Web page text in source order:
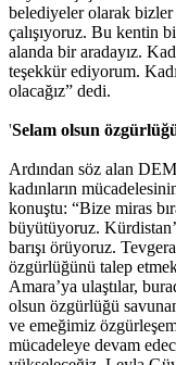
belediyeler olarak bizler
çalışıyoruz. Bu kentin
alanda bir aradayız.
teşekkür ediyorum.
olacağız” dedi.
'Selam olsun
Ardından söz alan
kadınların
konuştu: “Bize miras
büyütüyoruz.
barışı örüyoruz.
özgürlüğünü talep
Amara’ya ulaştılar,
olsun özgürlüğü
ve emeğimiz
mücadeleye devam